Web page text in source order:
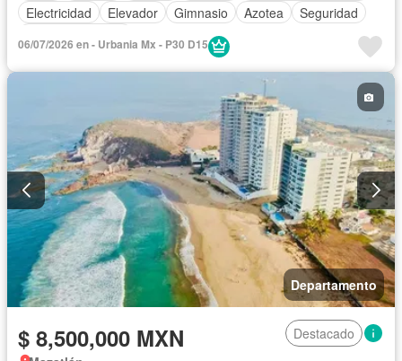
Electricidad
Elevador Gimnasio Azotea
Seguridad
06/07/2026 en - Urbania Mx - P30 D15
Departamento
$ 8,500,000 MXN
Destacado